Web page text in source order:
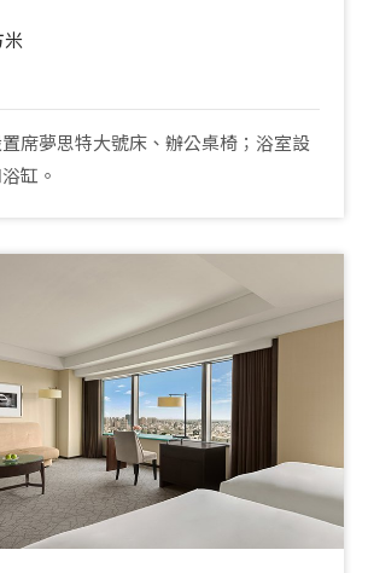
米
席夢思特大號床、辦公桌椅；浴室設
缸。